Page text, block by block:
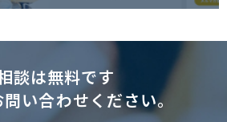
談は無料です
い合わせください。